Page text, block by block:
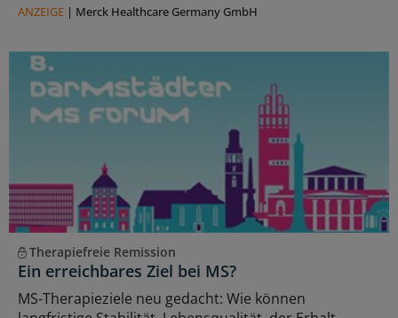
ANZEIGE | Merck Healthcare Germany GmbH
Therapiefreie Remission
Ein erreichbares Ziel bei MS?
MS-Therapieziele neu gedacht: Wie können